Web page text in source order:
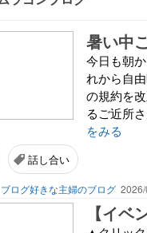
今日も朝
れから自
の規約を
るご近所
をみる
話し合い
ブログ好きな主婦のブログ
【イベ